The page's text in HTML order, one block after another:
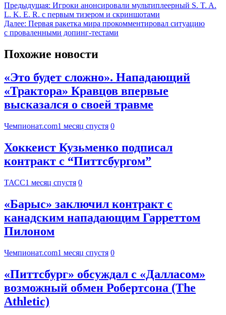
Предыдущая: Игроки анонсировали мультиплеерный S. T. A.
L. K. E. R. с первым тизером и скриншотами
Далее: Первая ракетка мира прокомментировал ситуацию
с проваленными допинг-тестами
Похожие новости
«Это будет сложно». Нападающий
«Трактора» Кравцов впервые
высказался о своей травме
Чемпионат.com1 месяц спустя 0
Хоккеист Кузьменко подписал
контракт с “Питтсбургом”
ТАСС1 месяц спустя 0
«Барыс» заключил контракт с
канадским нападающим Гарреттом
Пилоном
Чемпионат.com1 месяц спустя 0
«Питтсбург» обсуждал с «Далласом»
возможный обмен Робертсона (The
Athletic)